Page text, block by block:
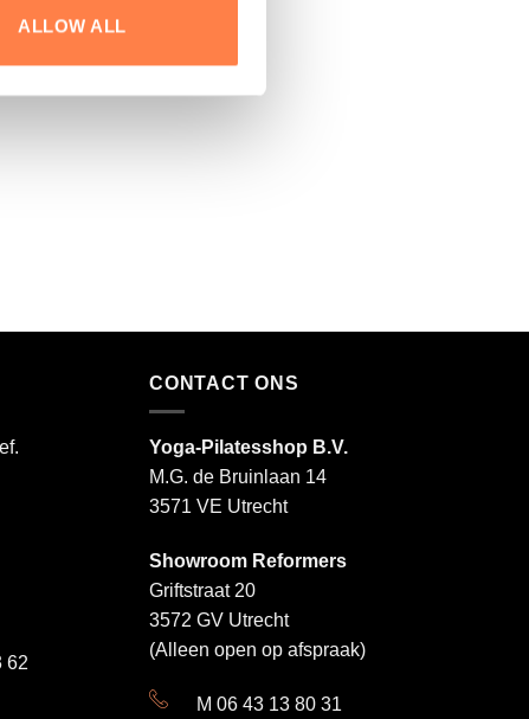
ALLOW ALL
62
CONTACT ONS
Yoga-Pilatesshop B.V.
M.G. de Bruinlaan 14
3571 VE Utrecht
Showroom Reformers
Griftstraat 20
3572 GV Utrecht
(Alleen open op afspraak)
M 06 43 13 80 31